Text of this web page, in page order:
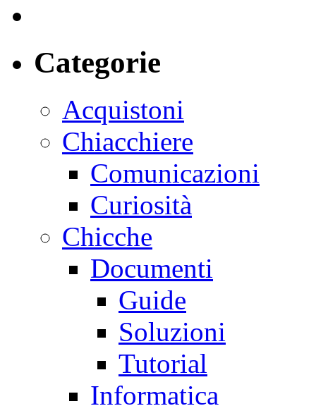
Categorie
Acquistoni
Chiacchiere
Comunicazioni
Curiosità
Chicche
Documenti
Guide
Soluzioni
Tutorial
Informatica